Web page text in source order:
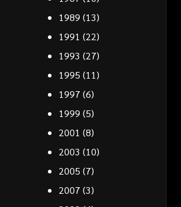
1989 (13)
1991 (22)
1993 (27)
1995 (11)
1997 (6)
1999 (5)
2001 (8)
2003 (10)
2005 (7)
2007 (3)